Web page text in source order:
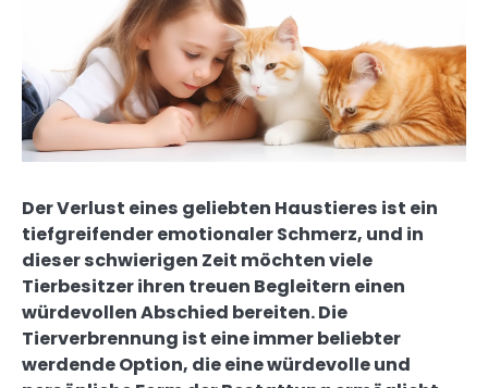
Der Verlust eines geliebten Haustieres ist ein
tiefgreifender emotionaler Schmerz, und in
dieser schwierigen Zeit möchten viele
Tierbesitzer ihren treuen Begleitern einen
würdevollen Abschied bereiten. Die
Tierverbrennung ist eine immer beliebter
werdende Option, die eine würdevolle und